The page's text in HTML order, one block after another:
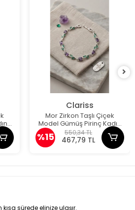
Clariss
Mor Zirkon Taşlı Çiçek
Model Gümüş Pirinç Kadın
Bileklik
%15 550,34 TL
467,79 TL
sürede elinize ulaşır.